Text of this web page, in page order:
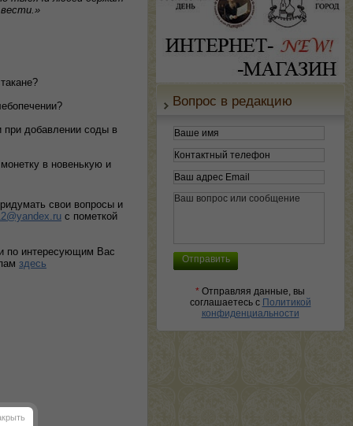
добавлении соды в
в новенькую и
свои вопросы и
с пометкой
по интересующим Вас
здесь
Вопрос в редакцию
* Отправляя данные, вы
соглашаетесь с Политикой
конфиденциальности